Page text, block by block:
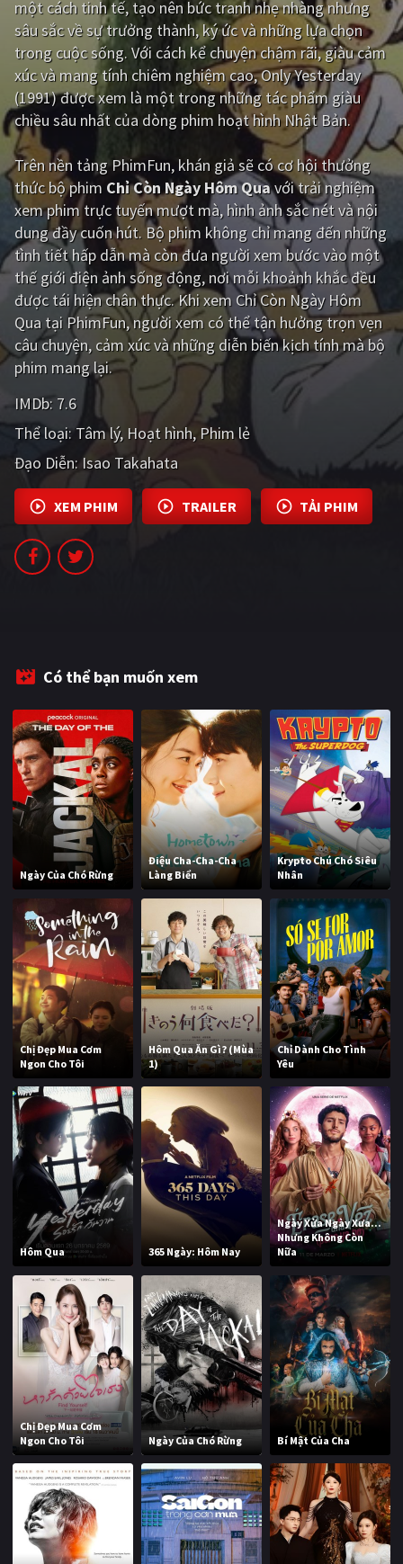
Giật gân Gia đình
Bí ẩn Lịch sử
Viễn Tây Tiểu sử
GameShow DramaTV
QUỐC GIA
Âu - Mỹ Trung Quốc - Hồng Kông
Hàn Quốc Nhật Bản
Ấn Độ Việt Nam
Tổng hợp
CẬP NHẬT
PHIM MỚI
PHIM BỘ
PHIM LẺ
PHIM CHIẾU RẠP
TUYỂN TẬP PHIM
một cách tinh tế, tạo nên bức tranh nhẹ nhàng nhưng
sâu sắc về sự trưởng thành, ký ức và những lựa chọn
trong cuộc sống. Với cách kể chuyện chậm rãi, giàu cảm
xúc và mang tính chiêm nghiệm cao, Only Yesterday
(1991) được xem là một trong những tác phẩm giàu
chiều sâu nhất của dòng phim hoạt hình Nhật Bản.
Trên nền tảngPhimFun, khán giả sẽ có cơ hội thưởng
thức bộ phim Chỉ Còn Ngày Hôm Quavới trải nghiệm
xem phim trực tuyến mượt mà, hình ảnh sắc nét và nội
dung đầy cuốn hút. Bộ phim không chỉ mang đến những
tình tiết hấp dẫn mà còn đưa người xem bước vào một
thế giới điện ảnh sống động, nơi mỗi khoảnh khắc đều
được tái hiện chân thực. Khi xem Chỉ Còn Ngày Hôm
Qua tại PhimFun, người xem có thể tận hưởng trọn vẹn
câu chuyện, cảm xúc và những diễn biến kịch tính mà bộ
phim mang lại.
IMDb: 7.6
Thể loại:Tâm lý Hoạt hình Phim lẻ
Đạo Diễn: Isao Takahata
XEM PHIM TRAILER TẢI PHIM
Có thể bạn muốn xem
Ngày Của Chó Rừng
Điệu Cha-Cha-Cha
Làng Biển
Krypto Chú Chó Siêu
Nhân
Chị Đẹp Mua Cơm
Ngon Cho Tôi
Hôm Qua Ăn Gì? (Mùa
1)
Chỉ Dành Cho Tình
Yêu
Hôm Qua 365 Ngày: Hôm Nay
Ngày Xửa Ngày Xưa...
Nhưng Không Còn
Nữa
Chị Đẹp Mua Cơm
Ngon Cho Tôi
Ngày Của Chó Rừng Bí Mật Của Cha